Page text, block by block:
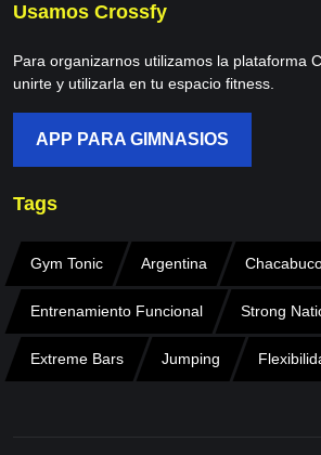
Usamos Crossfy
Para organizarnos utilizamos la plataforma
unirte y utilizarla en tu espacio fitness.
APP PARA GIMNASIOS
Tags
Gym Tonic Argentina
Entrenamiento Funcional Strong
Extreme Bars Jumping